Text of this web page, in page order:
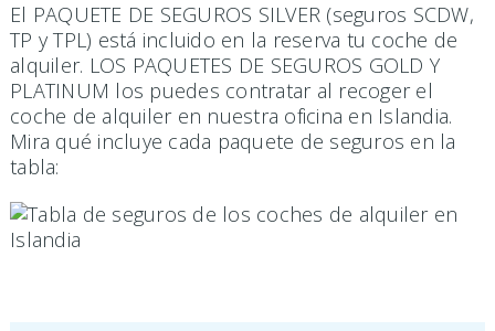
El PAQUETE DE SEGUROS SILVER (seguros SCDW,
TP y TPL) está incluido en la reserva tu coche de
alquiler. LOS PAQUETES DE SEGUROS GOLD Y
PLATINUM los puedes contratar al recoger el
coche de alquiler en nuestra oficina en Islandia.
Mira qué incluye cada paquete de seguros en la
tabla: